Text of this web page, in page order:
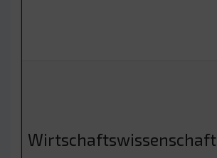
Wirtschaftswissenschaft